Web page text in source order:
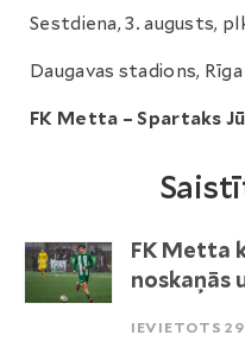
Sestdiena, 3. augusts,
Daugavas stadions, Rīga
FK Metta – Spartaks
FK Metta
noskaņās
IEVIETOTS